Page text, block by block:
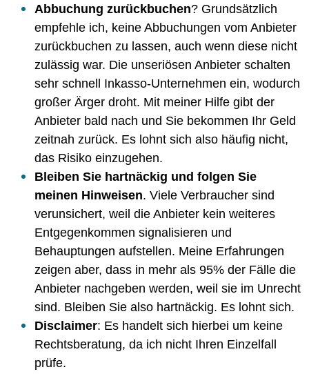
Abbuchung zurückbuchen? Grundsätzlich
empfehle ich, keine Abbuchungen vom Anbieter
zurückbuchen zu lassen, auch wenn diese nicht
zulässig war. Die unseriösen Anbieter schalten
sehr schnell Inkasso-Unternehmen ein, wodurch
großer Ärger droht. Mit meiner Hilfe gibt der
Anbieter bald nach und Sie bekommen Ihr Geld
zeitnah zurück. Es lohnt sich also häufig nicht,
das Risiko einzugehen.
Bleiben Sie hartnäckig und folgen Sie
meinen Hinweisen. Viele Verbraucher sind
verunsichert, weil die Anbieter kein weiteres
Entgegenkommen signalisieren und
Behauptungen aufstellen. Meine Erfahrungen
zeigen aber, dass in mehr als 95% der Fälle die
Anbieter nachgeben werden, weil sie im Unrecht
sind. Bleiben Sie also hartnäckig. Es lohnt sich.
Disclaimer: Es handelt sich hierbei um keine
Rechtsberatung, da ich nicht Ihren Einzelfall
prüfe.